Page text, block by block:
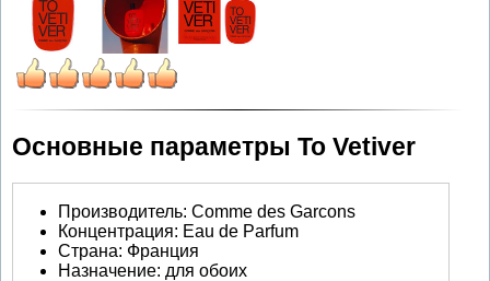
Основные параметры To Vetiver
Производитель: Comme des Garcons
Концентрация: Eau de Parfum
Страна: Франция
Назначение: для обоих